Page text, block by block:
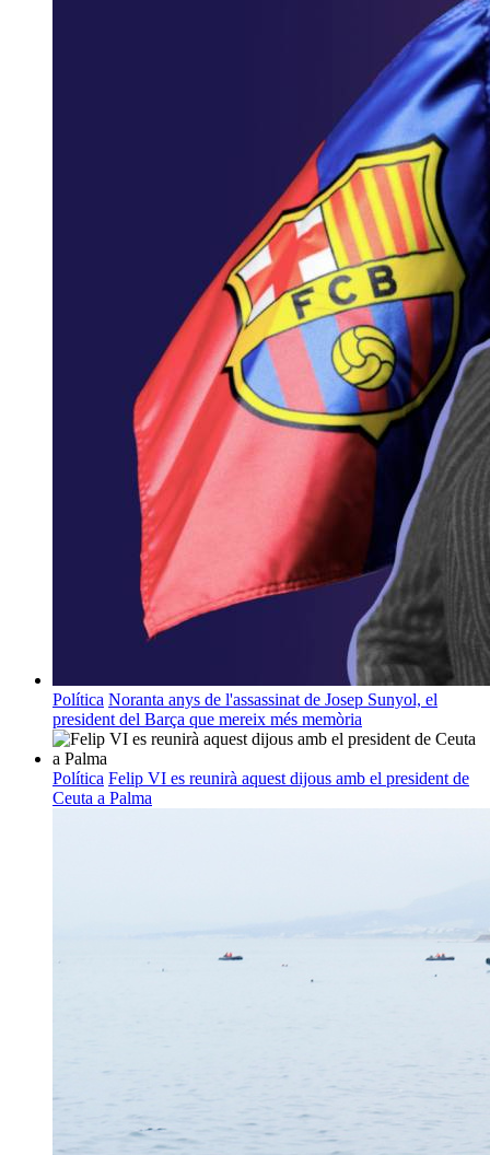
Política Noranta anys de l'assassinat de Josep Sunyol, el
president del Barça que mereix més memòria
Política Felip VI es reunirà aquest dijous amb el president de
Ceuta a Palma